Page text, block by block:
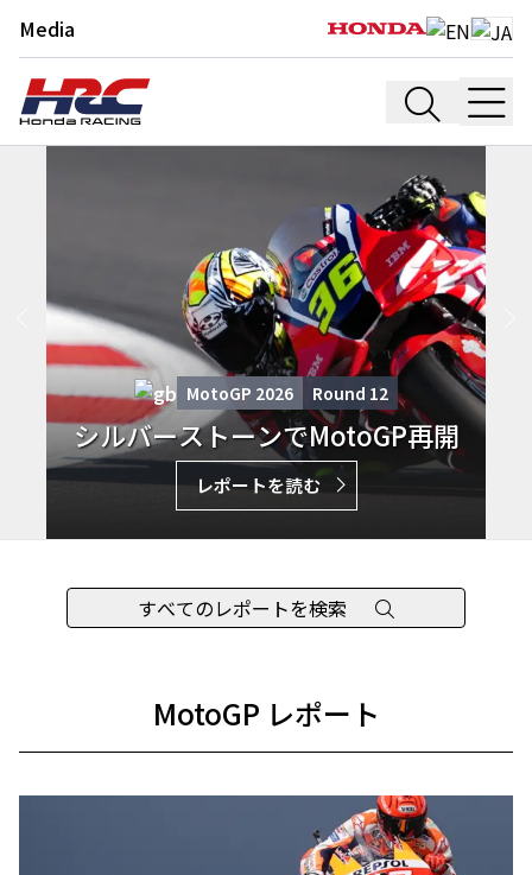
Media
MotoGP 2026 Round 12
シルバーストーンでMotoGP再開
レポートを読む
すべてのレポートを検索
MotoGP レポート